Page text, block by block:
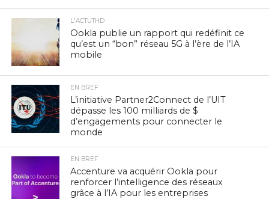
L'ACTUTHD
Ookla publie un rapport qui redéfinit ce
qu’est un “bon” réseau 5G à l’ère de l’IA
mobile
EN BREF
L’initiative Partner2Connect de l’UIT
dépasse les 100 milliards de $
d’engagements pour connecter le
monde
EN BREF
Accenture va acquérir Ookla pour
renforcer l’intelligence des réseaux
grâce à l’IA pour les entreprises